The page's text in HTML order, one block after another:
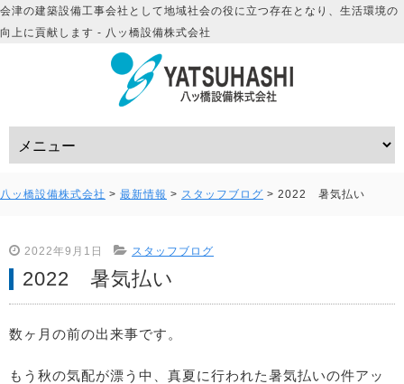
会津の建築設備工事会社として地域社会の役に立つ存在となり、生活環境の
向上に貢献します - 八ッ橋設備株式会社
八ッ橋設備株式会社 > 最新情報 > スタッフブログ > 2022 暑気払い
2022年9月1日 スタッフブログ
2022 暑気払い
数ヶ月の前の出来事です。
もう秋の気配が漂う中、真夏に行われた暑気払いの件アッ